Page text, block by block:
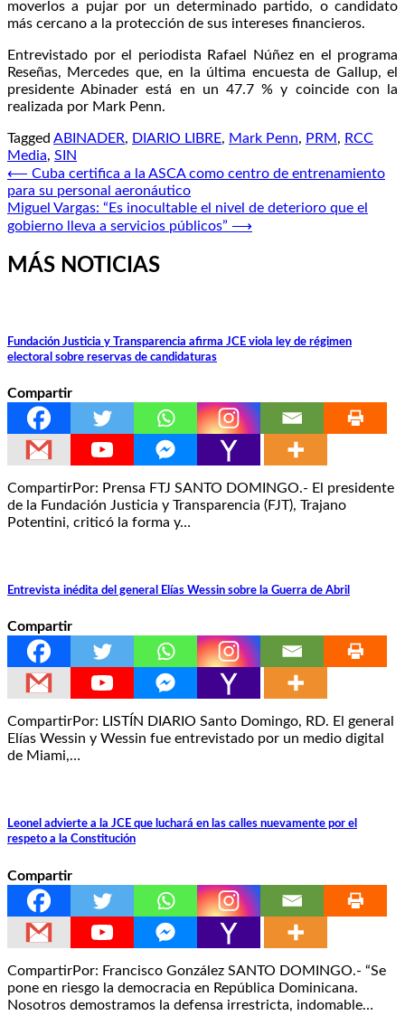
moverlos a pujar por un determinado partido, o candidato
más cercano a la protección de sus intereses financieros.
Entrevistado por el periodista Rafael Núñez en el programa
Reseñas, Mercedes que, en la última encuesta de Gallup, el
presidente Abinader está en un 47.7 % y coincide con la
realizada por Mark Penn.
Tagged ABINADER, DIARIO LIBRE, Mark Penn, PRM , RCC
Media, SIN
Navegación
de
entradas
⟵ Cuba certifica a la ASCA como centro de entrenamiento
para su personal aeronáutico
Miguel Vargas: “Es inocultable el nivel de deterioro que el
gobierno lleva a servicios públicos” ⟶
MÁS NOTICIAS
Fundación Justicia y Transparencia afirma JCE viola ley de régimen
electoral sobre reservas de candidaturas
Compartir
CompartirPor: Prensa FTJ SANTO DOMINGO.- El presidente
de la Fundación Justicia y Transparencia (FJT), Trajano
Potentini, criticó la forma y…
Entrevista inédita del general Elías Wessin sobre la Guerra de Abril
Compartir
CompartirPor: LISTÍN DIARIO Santo Domingo, RD. El general
Elías Wessin y Wessin fue entrevistado por un medio digital
de Miami,…
Leonel advierte a la JCE que luchará en las calles nuevamente por el
respeto a la Constitución
Compartir
CompartirPor: Francisco González SANTO DOMINGO.- “Se
pone en riesgo la democracia en República Dominicana.
Nosotros demostramos la defensa irrestricta, indomable…